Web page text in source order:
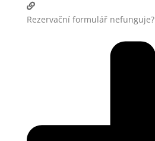
Rezervační formulář nefunguje?